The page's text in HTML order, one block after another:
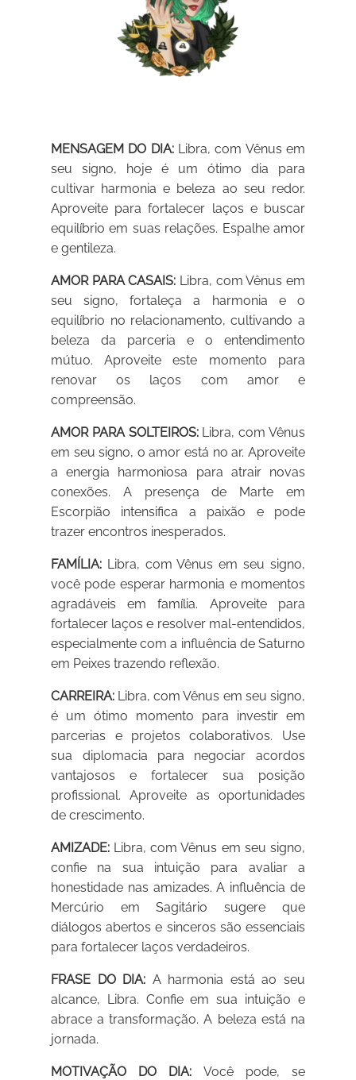
MENSAGEM DO DIA:Libra, com Vênus em
seu signo, hoje é um ótimo dia para
cultivar harmonia e beleza ao seu redor.
Aproveite para fortalecer laços e buscar
equilíbrio em suas relações. Espalhe amor
e gentileza.
AMOR PARA CASAIS: Libra, com Vênus em
seu signo, fortaleça a harmonia e o
equilíbrio no relacionamento, cultivando a
beleza da parceria e o entendimento
mútuo. Aproveite este momento para
renovar os laços com amor e
compreensão.
AMOR PARA SOLTEIROS:Libra, com Vênus
em seu signo, o amor está no ar. Aproveite
a energia harmoniosa para atrair novas
conexões. A presença de Marte em
Escorpião intensifica a paixão e pode
trazer encontros inesperados.
FAMÍLIA: Libra, com Vênus em seu signo,
você pode esperar harmonia e momentos
agradáveis em família. Aproveite para
fortalecer laços e resolver mal-entendidos,
especialmente com a influência de Saturno
em Peixes trazendo reflexão.
CARREIRA: Libra, com Vênus em seu signo,
é um ótimo momento para investir em
parcerias e projetos colaborativos. Use
sua diplomacia para negociar acordos
vantajosos e fortalecer sua posição
profissional. Aproveite as oportunidades
de crescimento.
AMIZADE: Libra, com Vênus em seu signo,
confie na sua intuição para avaliar a
honestidade nas amizades. A influência de
Mercúrio em Sagitário sugere que
diálogos abertos e sinceros são essenciais
para fortalecer laços verdadeiros.
FRASE DO DIA: A harmonia está ao seu
alcance, Libra. Confie em sua intuição e
abrace a transformação. A beleza está na
jornada.
MOTIVAÇÃO DO DIA: Você pode, se